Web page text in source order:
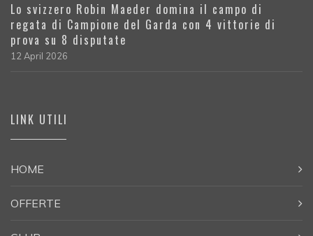
Lo svizzero Robin Maeder domina il campo di
regata di Campione del Garda con 4 vittorie di
prova su 8 disputate
12 April 2026
LINK UTILI
HOME
OFFERTE